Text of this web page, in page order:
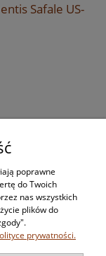
Safale US-
poprawne
do Twoich
nas wszystkich
plików do
prywatności.